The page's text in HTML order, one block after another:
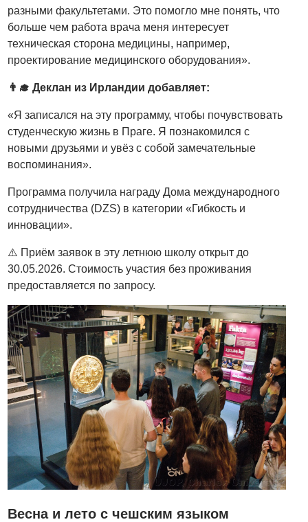
разными факультетами. Это помогло мне понять, что
больше чем работа врача меня интересует
техническая сторона медицины, например,
проектирование медицинского оборудования».
👨‍🎓 Деклан из Ирландии добавляет:
«Я записался на эту программу, чтобы почувствовать
студенческую жизнь в Праге. Я познакомился с
новыми друзьями и увёз с собой замечательные
воспоминания».
Программа получила награду Дома международного
сотрудничества (DZS) в категории «Гибкость и
инновации».
⚠️ Приём заявок в эту летнюю школу открыт до
30.05.2026. Стоимость участия без проживания
предоставляется по запросу.
Весна и лето с чешским языком